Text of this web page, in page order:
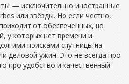
— исключительно иностранные
или звёзды. Но если честно,
от обеспеченных, но
у которых нет времени и
поисками спутницы на
деловой ужин. Это не всегда про
про удобство и качественный